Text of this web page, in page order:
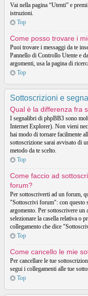
Vai nella pagina “Utenti” e
istruzioni.
Top
Come posso trovare i
Puoi trovare i messaggi da te
Pannello di Controllo Utente e
argomenti, usa la pagina di
Top
Sottoscrizioni e
Qual è la differenza fra
I segnalibri di phpBB3 sono
Internet Explorer). Non vieni
hai modo di tornare facilmente
sottoscrizione sarai avvisato di
metodo da te scelto.
Top
Come faccio ad
forum?
Per sottoscriverti ad un forum,
"Sottoscrivi forum": con questo
argomento. Per sottoscrivere
selezionare la casella relativa o
collegamento che dice
Top
Come cancello le mie
Per cancellare le tue
segui i collegamenti alle tue
Top